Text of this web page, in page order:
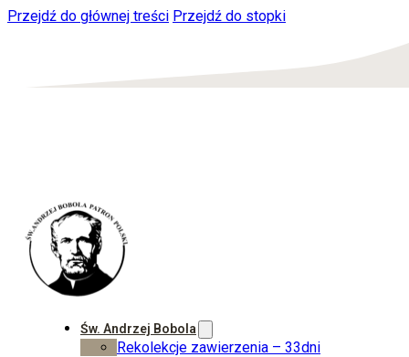
Przejdź do głównej treści Przejdź do stopki
Św. Andrzej Bobola
Rekolekcje zawierzenia – 33dni